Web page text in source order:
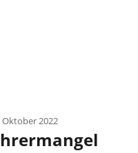
Oktober 2022